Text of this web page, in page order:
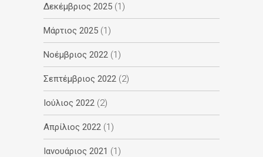
Δεκέμβριος 2025 (1)
Μάρτιος 2025 (1)
Νοέμβριος 2022 (1)
Σεπτέμβριος 2022 (2)
Ιούλιος 2022 (2)
Απρίλιος 2022 (1)
Ιανουάριος 2021 (1)